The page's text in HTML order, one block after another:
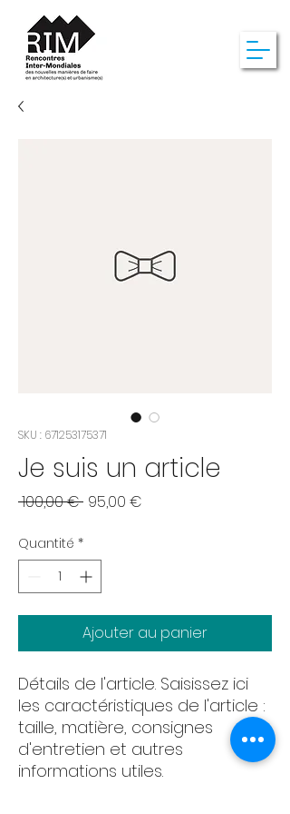
SKU : 671253175371
Je suis un article
100,00 € Prix
95,00 €
Quantité *
Ajouter au panier
Détails de l'article. Saisissez ici
les caractéristiques de l'article :
taille, matière, consignes
d'entretien et autres
informations utiles.